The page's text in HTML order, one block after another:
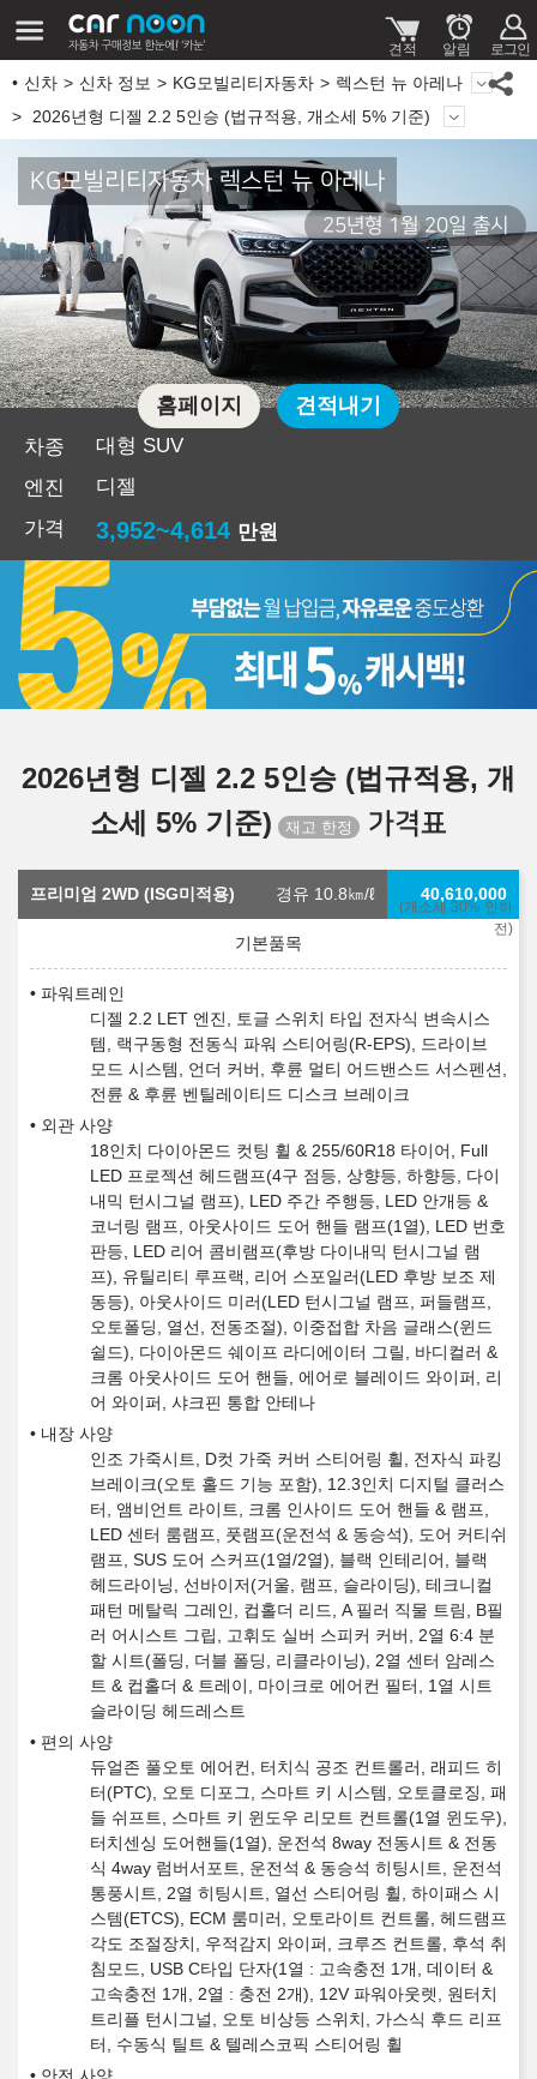
신차 신차 정보 KG모빌리티자동차
렉스턴 뉴 아레나
2026년형 디젤 2.2 5인승 (법규적용, 개소세 5% 기준)
KG모빌리티자동차 렉스턴 뉴 아레나
25년형 1월 20일 출시
차종
대형 SUV
엔진
디젤
가격
3,952~4,614 만원
홈페이지 견적내기
2026년형 디젤 2.2 5인승 (법규적용, 개
소세 5% 기준)
가격표
프리미엄 2WD (ISG미적용) 경유 10.8㎞/ℓ
(개소세 30% 인하
전)
40,610,000
파워트레인
디젤 2.2 LET 엔진, 토글 스위치 타입 전자식 변속시스
템, 랙구동형 전동식 파워 스티어링(R-EPS), 드라이브
모드 시스템, 언더 커버, 후륜 멀티 어드밴스드 서스펜션,
전륜 & 후륜 벤틸레이티드 디스크 브레이크
외관 사양
18인치 다이아몬드 컷팅 휠 & 255/60R18 타이어, Full
LED 프로젝션 헤드램프(4구 점등, 상향등, 하향등, 다이
내믹 턴시그널 램프), LED 주간 주행등, LED 안개등 &
코너링 램프, 아웃사이드 도어 핸들 램프(1열), LED 번호
판등, LED 리어 콤비램프(후방 다이내믹 턴시그널 램
프), 유틸리티 루프랙, 리어 스포일러(LED 후방 보조 제
동등), 아웃사이드 미러(LED 턴시그널 램프, 퍼들램프,
오토폴딩, 열선, 전동조절), 이중접합 차음 글래스(윈드
쉴드), 다이아몬드 쉐이프 라디에이터 그릴, 바디컬러 &
크롬 아웃사이드 도어 핸들, 에어로 블레이드 와이퍼, 리
어 와이퍼, 샤크핀 통합 안테나
내장 사양
인조 가죽시트, D컷 가죽 커버 스티어링 휠, 전자식 파킹
브레이크(오토 홀드 기능 포함), 12.3인치 디지털 클러스
터, 앰비언트 라이트, 크롬 인사이드 도어 핸들 & 램프,
LED 센터 룸램프, 풋램프(운전석 & 동승석), 도어 커티쉬
램프, SUS 도어 스커프(1열/2열), 블랙 인테리어, 블랙
헤드라이닝, 선바이저(거울, 램프, 슬라이딩), 테크니컬
패턴 메탈릭 그레인, 컵홀더 리드, A 필러 직물 트림, B필
러 어시스트 그립, 고휘도 실버 스피커 커버, 2열 6:4 분
할 시트(폴딩, 더블 폴딩, 리클라이닝), 2열 센터 암레스
트 & 컵홀더 & 트레이, 마이크로 에어컨 필터, 1열 시트
슬라이딩 헤드레스트
편의 사양
듀얼존 풀오토 에어컨, 터치식 공조 컨트롤러, 래피드 히
터(PTC), 오토 디포그, 스마트 키 시스템, 오토클로징, 패
들 쉬프트, 스마트 키 윈도우 리모트 컨트롤(1열 윈도우),
터치센싱 도어핸들(1열), 운전석 8way 전동시트 & 전동
식 4way 럼버서포트, 운전석 & 동승석 히팅시트, 운전석
통풍시트, 2열 히팅시트, 열선 스티어링 휠, 하이패스 시
스템(ETCS), ECM 룸미러, 오토라이트 컨트롤, 헤드램프
각도 조절장치, 우적감지 와이퍼, 크루즈 컨트롤, 후석 취
침모드, USB C타입 단자(1열 : 고속충전 1개, 데이터 &
고속충전 1개, 2열 : 충전 2개), 12V 파워아웃렛, 원터치
트리플 턴시그널, 오토 비상등 스위치, 가스식 후드 리프
터, 수동식 틸트 & 텔레스코픽 스티어링 휠